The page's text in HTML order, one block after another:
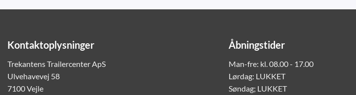
Kontaktoplysninger
Trekantens Trailercenter ApS
Ulvehavevej 58
7100 Vejle
Åbningstider
Man-fre: kl. 08.00 - 17.00
Lørdag: LUKKET
Søndag; LUKKET